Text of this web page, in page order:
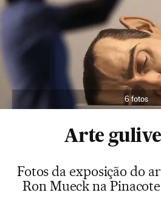
6 fotos
Arte
Fotos da exposição do
Ron Mueck na